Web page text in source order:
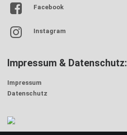
Facebook
Instagram
Impressum & Datenschutz:
Impressum
Datenschutz